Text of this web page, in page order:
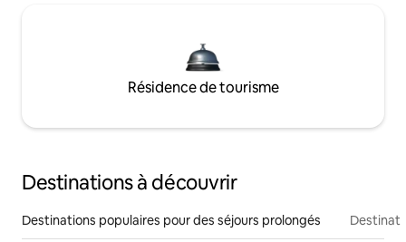
Résidence de tourisme
Destinations à découvrir
Destinations populaires pour des séjours prolongés